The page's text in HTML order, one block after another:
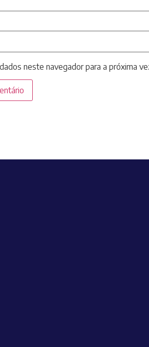
neste navegador para a próxima